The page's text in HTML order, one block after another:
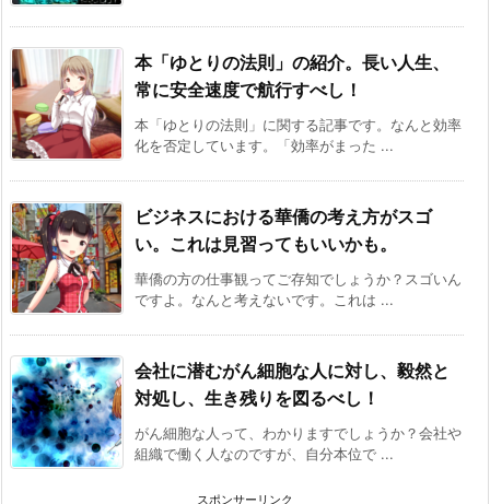
本「ゆとりの法則」の紹介。長い人生、
常に安全速度で航行すべし！
本「ゆとりの法則」に関する記事です。なんと効率
化を否定しています。「効率がまった ...
ビジネスにおける華僑の考え方がスゴ
い。これは見習ってもいいかも。
華僑の方の仕事観ってご存知でしょうか？スゴいん
ですよ。なんと考えないです。これは ...
会社に潜むがん細胞な人に対し、毅然と
対処し、生き残りを図るべし！
がん細胞な人って、わかりますでしょうか？会社や
組織で働く人なのですが、自分本位で ...
スポンサーリンク